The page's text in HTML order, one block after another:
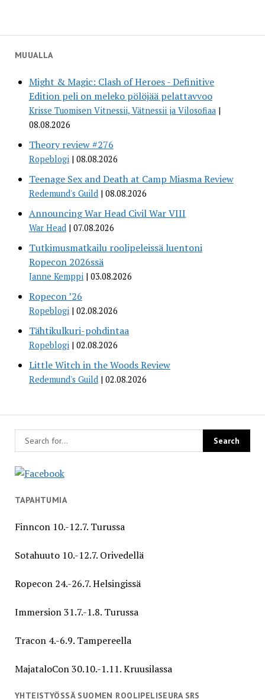
MUUALLA
Might & Magic: Clash of Heroes - Definitive
Edition peli on meleko pölöjää pelattavvoo
Krisse Tuomisen Vitnessii, Vätnessii ja Vilosofiaa
08.08.2026
Theory review #276
Ropeblogi 08.08.2026
Teenage Sex and Death at Camp Miasma Review
Redemund's Guild 08.08.2026
Announcing War Head Civil War VIII
War Head 07.08.2026
Tutkimusmatkailu roolipeleissä luentoni
Ropecon 2026ssä
Janne Kemppi 03.08.2026
Ropecon ’26
Ropeblogi 02.08.2026
Tähtikulkuri-pohdintaa
Ropeblogi 02.08.2026
Little Witch in the Woods Review
Redemund's Guild 02.08.2026
TAPAHTUMIA
Finncon 10.-12.7. Turussa
Sotahuuto 10.-12.7. Orivedellä
Ropecon 24.-26.7. Helsingissä
Immersion 31.7.-1.8. Turussa
Tracon 4.-6.9. Tampereella
MajataloCon 30.10.-1.11. Kruusilassa
YHTEISTYÖSSÄ SUOMEN ROOLIPELISEURA SRS